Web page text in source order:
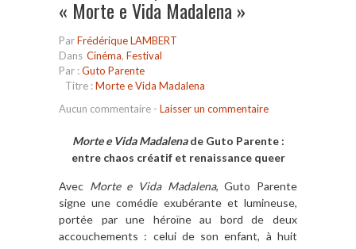
« Morte e Vida Madalena »
ParFrédérique LAMBERT
Dans Cinéma, Festival
Par :Guto Parente
Titre :Morte e Vida Madalena
Aucun commentaire - Laisser un commentaire
Morte e Vida Madalenade Guto Parente :
entre chaos créatif et renaissance queer
Avec Morte e Vida Madalena, Guto Parente
signe une comédie exubérante et lumineuse,
portée par une héroïne au bord de deux
accouchements : celui de son enfant, à huit